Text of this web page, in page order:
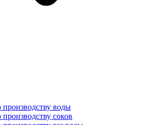
воды
соков